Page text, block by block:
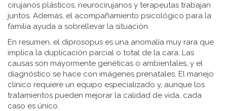
cirujanos plásticos, neurocirujanos y terapeutas trabajan
juntos. Además, el acompañamiento psicológico para la
familia ayuda a sobrellevar la situación.
En resumen, el diprosopus es una anomalía muy rara que
implica la duplicación parcial o total de la cara. Las
causas son mayormente genéticas o ambientales, y el
diagnóstico se hace con imágenes prenatales. El manejo
clínico requiere un equipo especializado y, aunque los
tratamientos pueden mejorar la calidad de vida, cada
caso es único.